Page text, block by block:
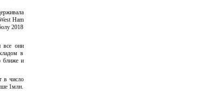
Ham
2018
все они
в
ближе и
в число
1млн.